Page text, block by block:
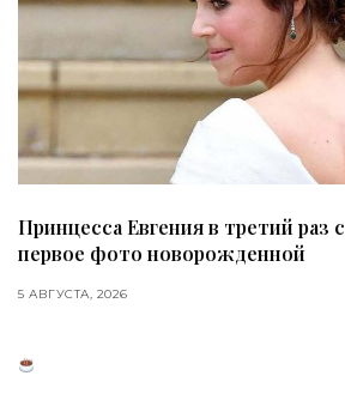
Принцесса Евгения в третий раз
первое фото новорожденной
5 АВГУСТА, 2026